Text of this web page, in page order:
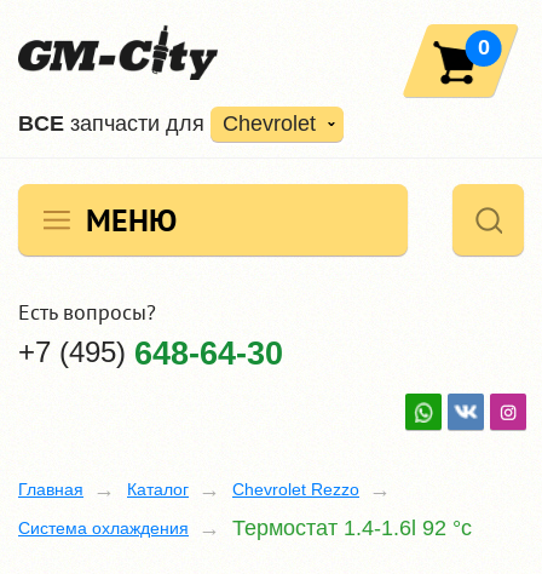
ВCE запчасти для Chevrolet
0
МЕНЮ
Есть вопросы?
+7 (495) 648-64-30
Главная Каталог
Chevrolet Rezzo
Система охлаждения
Термостат 1.4-1.6l 92 °c